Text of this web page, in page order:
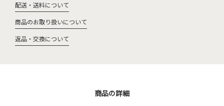
配送・送料について
商品のお取り扱いについて
返品・交換について
商品の詳細